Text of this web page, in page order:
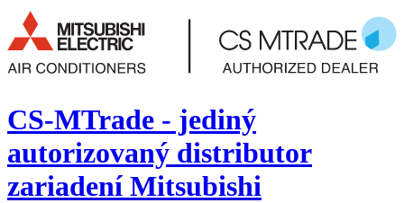
CS-MTrade - jediný
autorizovaný distributor
zariadení Mitsubishi